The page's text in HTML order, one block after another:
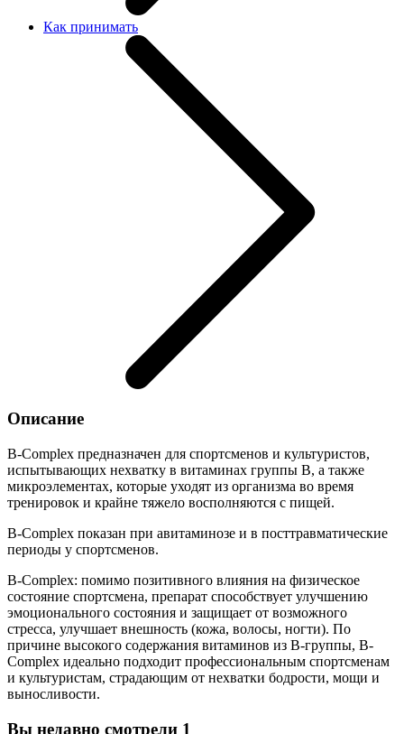
Как принимать
Описание
B-Complex предназначен для спортсменов и культуристов,
испытывающих нехватку в витаминах группы В, а также
микроэлементах, которые уходят из организма во время
тренировок и крайне тяжело восполняются с пищей.
B-Complex показан при авитаминозе и в посттравматические
периоды у спортсменов.
B-Complex: помимо позитивного влияния на физическое
состояние спортсмена, препарат способствует улучшению
эмоционального состояния и защищает от возможного
стресса, улучшает внешность (кожа, волосы, ногти). По
причине высокого содержания витаминов из В-группы, B-
Complex идеально подходит профессиональным спортсменам
и культуристам, страдающим от нехватки бодрости, мощи и
выносливости.
Вы недавно смотрели 1